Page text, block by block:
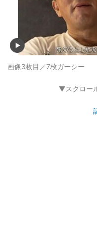
画像3枚目／7枚ガーシー
▼スクロー